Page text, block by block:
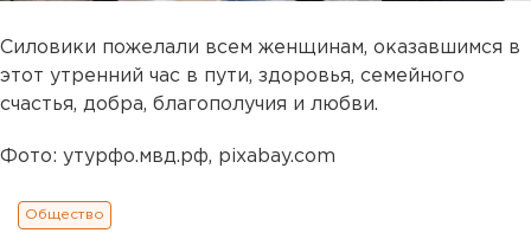
Силовики пожелали всем женщинам, оказавшимся в
этот утренний час в пути, здоровья, семейного
счастья, добра, благополучия и любви.
Фото: утурфо.мвд.рф, pixabay.com
Общество